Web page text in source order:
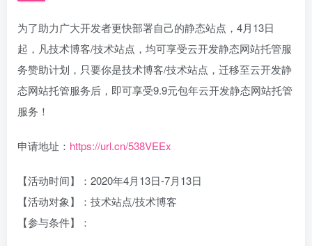
为了助力广大开发者更快部署自己的静态站点，4月13日
起，凡技术博客/技术站点，均可享受云开发静态网站托管服
务赞助计划，只要你是技术博客/技术站点，迁移至云开发静
态网站托管服务后，即可享受9.9元包年云开发静态网站托管
服务！
申请地址： https://url.cn/538VEEx
【活动时间】：2020年4月13日-7月13日
【活动对象】：技术站点/技术博客
【参与条件】：